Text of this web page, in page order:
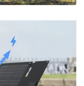
დატენვის
კიდევ